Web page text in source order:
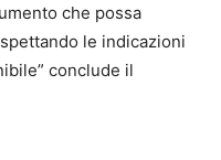
che possa
le indicazioni
conclude il